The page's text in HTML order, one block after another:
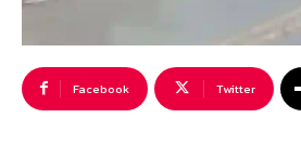
Facebook Twitter